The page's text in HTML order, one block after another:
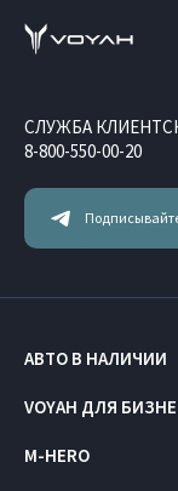
СЛУЖБА
8-800-550-00-20
АВТО В НАЛИЧИИ
VOYAH ДЛЯ
M-HERO